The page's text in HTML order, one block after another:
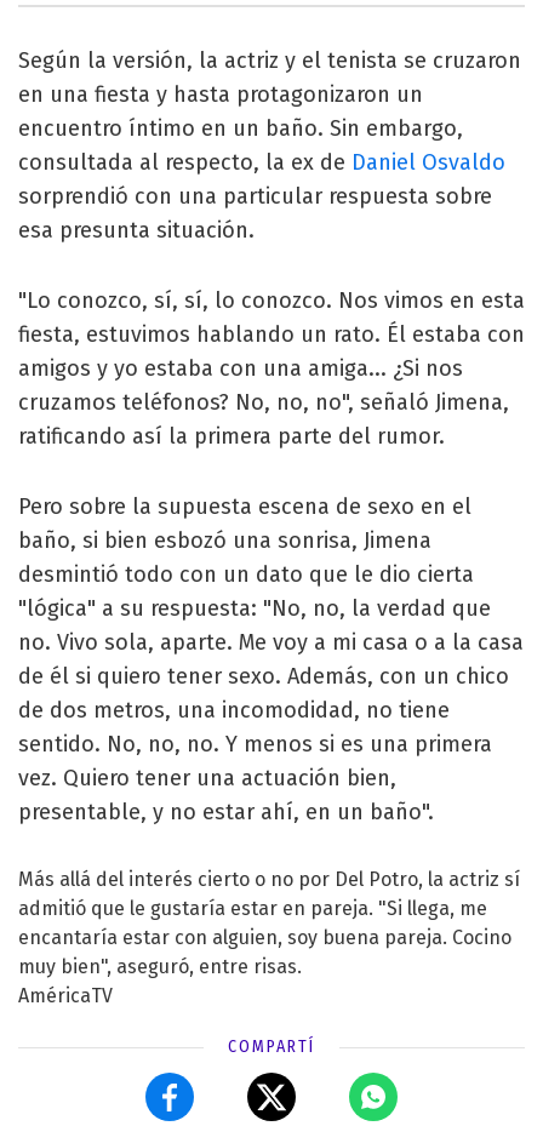
Según la versión, la actriz y el tenista se cruzaron
en una fiesta y hasta protagonizaron un
encuentro íntimo en un baño. Sin embargo,
consultada al respecto, la ex de Daniel Osvaldo
sorprendió con una particular respuesta sobre
esa presunta situación.
"Lo conozco, sí, sí, lo conozco. Nos vimos en esta
fiesta, estuvimos hablando un rato. Él estaba con
amigos y yo estaba con una amiga... ¿Si nos
cruzamos teléfonos? No, no, no", señaló Jimena,
ratificando así la primera parte del rumor.
Pero sobre la supuesta escena de sexo en el
baño, si bien esbozó una sonrisa, Jimena
desmintió todo con un dato que le dio cierta
"lógica" a su respuesta: "No, no, la verdad que
no. Vivo sola, aparte. Me voy a mi casa o a la casa
de él si quiero tener sexo. Además, con un chico
de dos metros, una incomodidad, no tiene
sentido. No, no, no. Y menos si es una primera
vez. Quiero tener una actuación bien,
presentable, y no estar ahí, en un baño".
Más allá del interés cierto o no por Del Potro, la actriz sí
admitió que le gustaría estar en pareja. "Si llega, me
encantaría estar con alguien, soy buena pareja. Cocino
muy bien", aseguró, entre risas.
AméricaTV
COMPARTÍ